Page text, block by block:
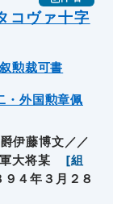
コヴァ十字
叙勲裁可書
・外国勲章佩
伊藤博文／／
大将某
[組
９４年３月２８